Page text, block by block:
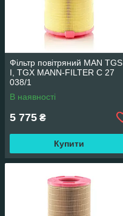
Фільтр повітряний MAN TGS
I, TGX MANN-FILTER C 27
038/1
В наявності
5 775 ₴
Купити